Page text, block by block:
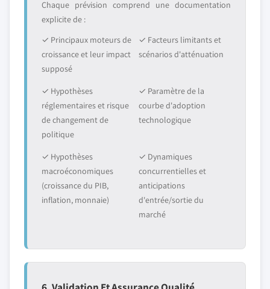
Chaque prévision comprend une documentation
explicite de :
✓ Principaux moteurs de
croissance et leur impact
supposé
✓ Facteurs limitants et
scénarios d'atténuation
✓ Hypothèses
réglementaires et risque
de changement de
politique
✓ Paramètre de la
courbe d'adoption
technologique
✓ Hypothèses
macroéconomiques
(croissance du PIB,
inflation, monnaie)
✓ Dynamiques
concurrentielles et
anticipations
d'entrée/sortie du
marché